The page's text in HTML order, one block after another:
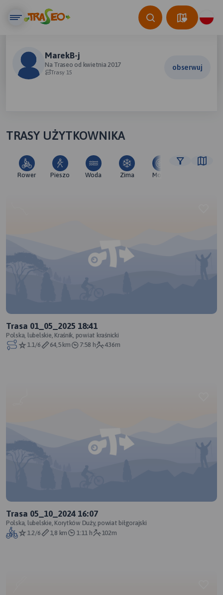
MarekB-j
Na Traseo od kwietnia 2017
Trasy 15
obserwuj
TRASY UŻYTKOWNIKA
Rower Pieszo Woda Zima Moto
Trasa 01_05_2025 18:41
Polska, lubelskie, Kraśnik, powiat kraśnicki
1.1/6
64,5 km 7:58 h 436m
Trasa 05_10_2024 16:07
Polska, lubelskie, Korytków Duży, powiat biłgorajski
1.2/6
1,8 km 1:11 h 102m